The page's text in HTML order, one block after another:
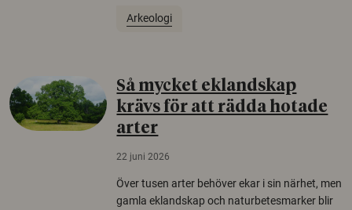
Arkeologi
Så mycket eklandskap
krävs för att rädda hotade
arter
22 juni 2026
Över tusen arter behöver ekar i sin närhet, men
gamla eklandskap och naturbetesmarker blir